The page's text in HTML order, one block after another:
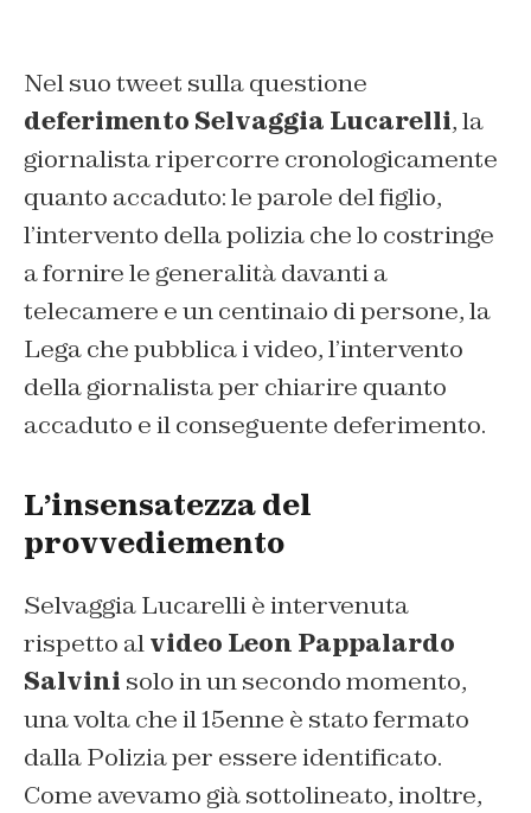
Nel suo tweet sulla questione
deferimento Selvaggia Lucarelli, la
giornalista ripercorre cronologicamente
quanto accaduto: le parole del figlio,
l’intervento della polizia che lo costringe
a fornire le generalità davanti a
telecamere e un centinaio di persone, la
Lega che pubblica i video, l’intervento
della giornalista per chiarire quanto
accaduto e il conseguente deferimento.
L’insensatezza del
provvediemento
Selvaggia Lucarelli è intervenuta
rispetto alvideo Leon Pappalardo
Salvini solo in un secondo momento,
una volta che il 15enne è stato fermato
dalla Polizia per essere identificato.
Come avevamo già sottolineato, inoltre,